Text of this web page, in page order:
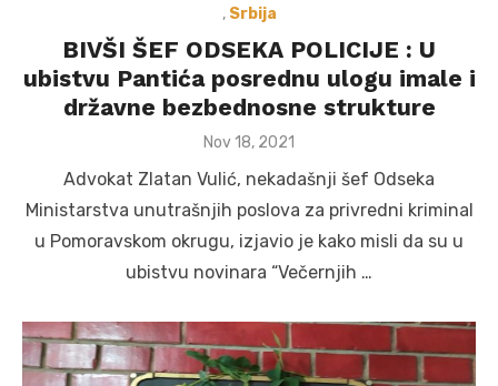
, Srbija
BIVŠI ŠEF ODSEKA POLICIJE : U
ubistvu Pantića posrednu ulogu imale i
državne bezbednosne strukture
Posted
Nov 18, 2021
Advokat Zlatan Vulić, nekadašnji šef Odseka
Ministarstva unutrašnjih poslova za privredni kriminal
u Pomoravskom okrugu, izjavio je kako misli da su u
ubistvu novinara “Večernjih …